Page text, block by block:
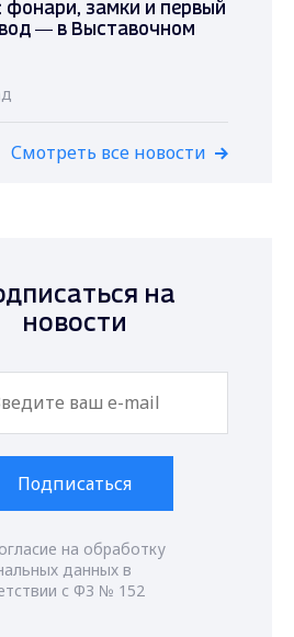
фонари, замки и первый
— в Выставочном
Смотреть все новости
на
новости
Подписаться
на обработку
данных в
с ФЗ № 152